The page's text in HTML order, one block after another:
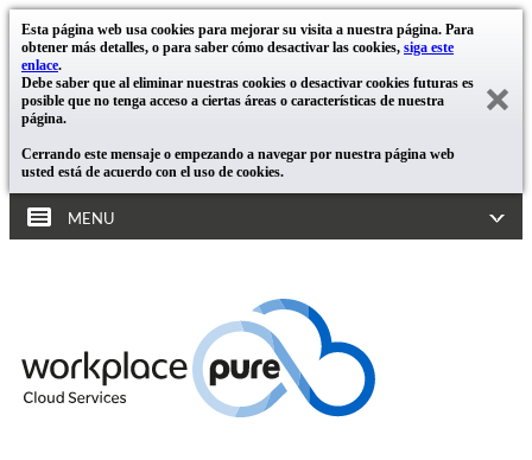
Esta página web usa cookies para mejorar su visita a nuestra página. Para
obtener más detalles, o para saber cómo desactivar las cookies, siga este
enlace.
Debe saber que al eliminar nuestras cookies o desactivar cookies futuras es
posible que no tenga acceso a ciertas áreas o características de nuestra
página.
Cerrando este mensaje o empezando a navegar por nuestra página web
usted está de acuerdo con el uso de cookies.
MENU